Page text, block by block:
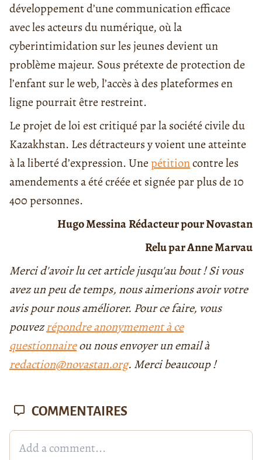
développement d’une communication efficace
avec les acteurs du numérique, où la
cyberintimidation sur les jeunes devient un
problème majeur. Sous prétexte de protection de
l’enfant sur le web, l’accès à des plateformes en
ligne pourrait être restreint.
Le projet de loi est critiqué par la société civile du
Kazakhstan. Les détracteurs y voient une atteinte
à la liberté d’expression. Unepétitioncontre les
amendements a été créée et signée par plus de 10
400 personnes.
Hugo MessinaRédacteur pour Novastan
Relu par Anne Marvau
Merci d'avoir lu cet article jusqu'au bout ! Si vous
avez un peu de temps, nous aimerions avoir votre
avis pour nous améliorer. Pour ce faire, vous
pouvezrépondre anonymement à ce
questionnaireou nous envoyer un email à
redaction@novastan.org. Merci beaucoup !
COMMENTAIRES